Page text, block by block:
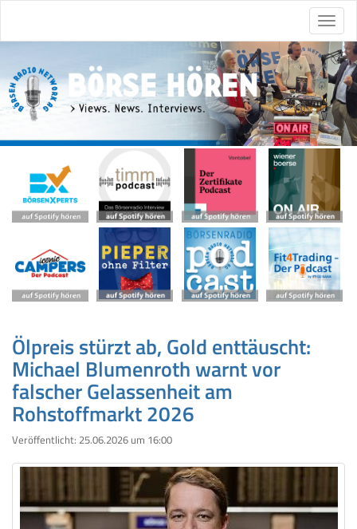
Ölpreis stürzt ab, Gold enttäuscht:
Michael Blumenroth warnt vor
falscher Gelassenheit am
Rohstoffmarkt 2026
Veröffentlicht: 25.06.2026 um 16:00